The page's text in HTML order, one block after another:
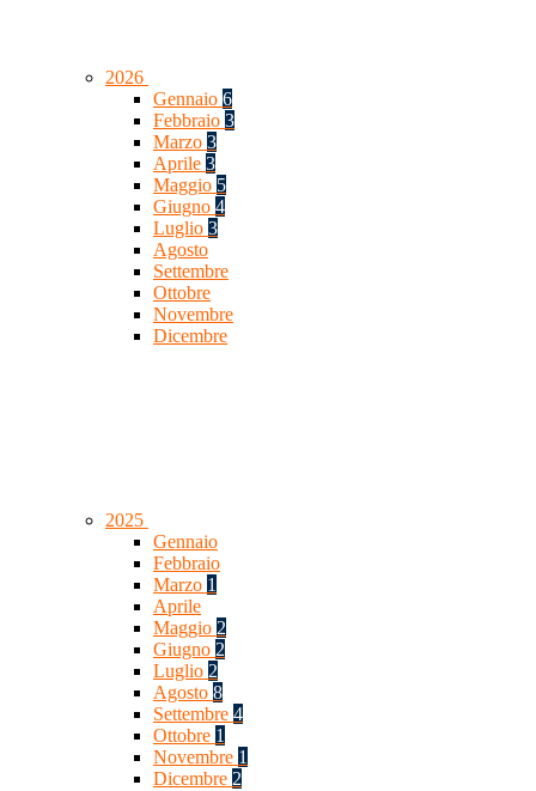
2026
Gennaio 6
Febbraio 3
Marzo 3
Aprile 3
Maggio 5
Giugno 4
Luglio 3
Agosto
Settembre
Ottobre
Novembre
Dicembre
2025
Gennaio
Febbraio
Marzo 1
Aprile
Maggio 2
Giugno 2
Luglio 2
Agosto 8
Settembre 4
Ottobre 1
Novembre 1
Dicembre 2